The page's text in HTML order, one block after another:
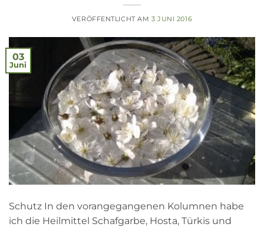
VERÖFFENTLICHT AM 3 JUNI 2016
03
Juni
Schutz In den vorangegangenen Kolumnen habe
ich die Heilmittel Schafgarbe, Hosta, Türkis und